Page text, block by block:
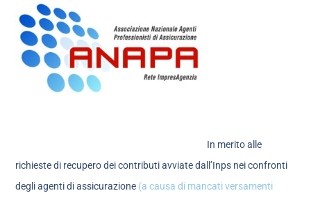
In merito alle
richieste di recupero dei contributi avviate dall’Inps nei confronti
degli agenti di assicurazione (a causa di mancati versamenti